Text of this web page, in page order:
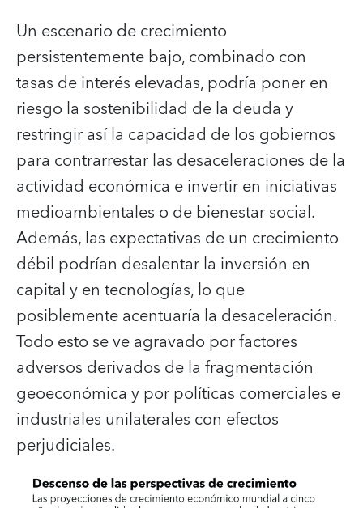
Un escenario de crecimiento
persistentemente bajo, combinado con
tasas de interés elevadas, podría poner en
riesgo la sostenibilidad de la deuda y
restringir así la capacidad de los gobiernos
para contrarrestar las desaceleraciones de la
actividad económica e invertir en iniciativas
medioambientales o de bienestar social.
Además, las expectativas de un crecimiento
débil podrían desalentar la inversión en
capital y en tecnologías, lo que
posiblemente acentuaría la desaceleración.
Todo esto se ve agravado por factores
adversos derivados de la fragmentación
geoeconómica y por políticas comerciales e
industriales unilaterales con efectos
perjudiciales.